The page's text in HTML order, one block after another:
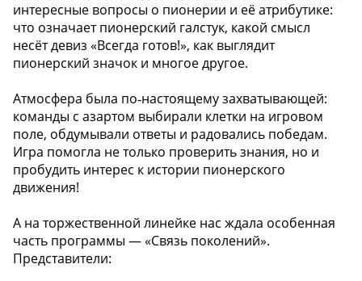
интересные вопросы о пионерии и её атрибутике:
что означает пионерский галстук, какой смысл
несёт девиз «Всегда готов!», как выглядит
пионерский значок и многое другое. ️
Атмосфера была по‑настоящему захватывающей:
команды с азартом выбирали клетки на игровом
поле, обдумывали ответы и радовались победам.
Игра помогла не только проверить знания, но и
пробудить интерес к истории пионерского
движения!
А на торжественной линейке нас ждала особенная
часть программы — «Связь поколений».
Представители: